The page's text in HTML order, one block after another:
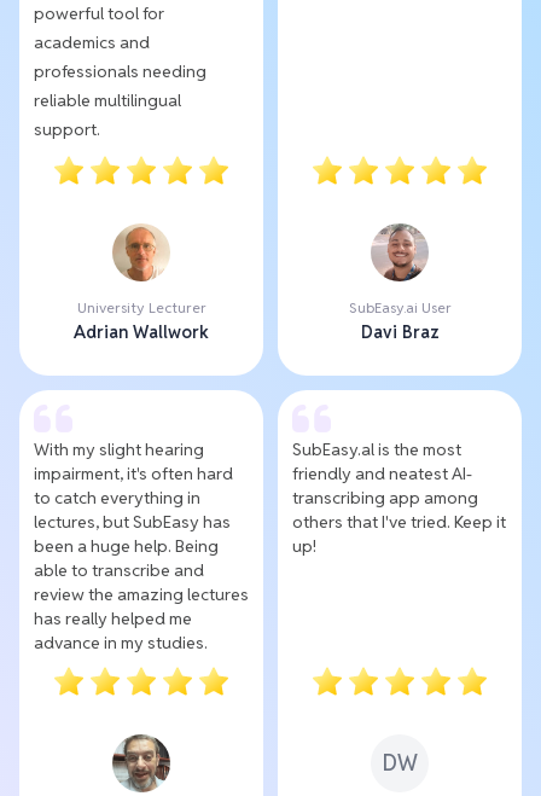
powerful tool for
academics and
professionals needing
reliable multilingual
support.
University Lecturer
Adrian Wallwork
SubEasy.ai User
Davi Braz
With my slight hearing
impairment, it's often hard
to catch everything in
lectures, but SubEasy has
been a huge help. Being
able to transcribe and
review the amazing lectures
has really helped me
advance in my studies.
SubEasy.al is the most
friendly and neatest AI-
transcribing app among
others that I've tried. Keep it
up!
DW